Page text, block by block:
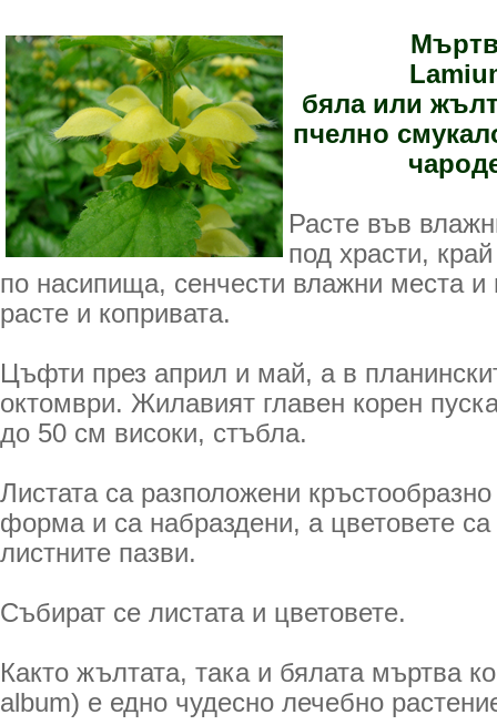
бяла или
пчелно
Расте във
под храсти,
по насипища, сенчести влажни места и
расте и копривата.
Цъфти през април и май, а в
октомври. Жилавият главен корен
до 50 см високи, стъбла.
Листата са разположени
форма и са набраздени, а цветовете
листните пазви.
Събират се листата и цветовете.
Както жълтата, така и бялата мъртва
album) е едно чудесно лечебно